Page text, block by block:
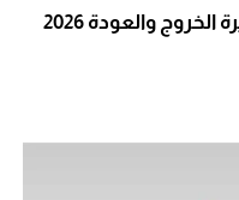
دليل الاستعلام عن صلاحية تأشيرة الخروج والعودة 2026